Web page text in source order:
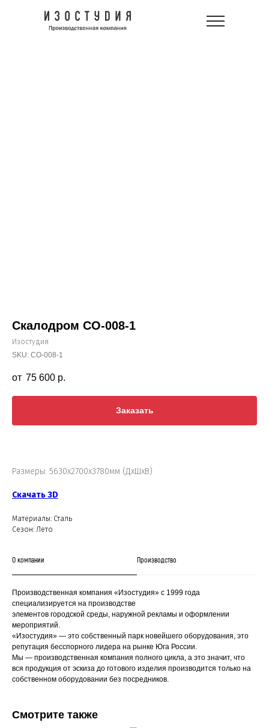
Скалодром СО-008-1
Изостудия
SKU: СО-008-1
75 600 р.
Заказать
Размеры: 5630х2700х3780мм (ДхШхВ)
Скачать 3D
Материалы: Сталь
Сезон: Лето
О компании Производство
Производственная компания «Изостудия» с 1999 года
специализируется на производстве
элементов городской среды, наружной рекламы и оформлении
мероприятий.
«Изостудия» — это собственный парк новейшего оборудования, это
репутация бесспорного лидера на рынке Юга России.
Мы — производственная компания полного цикла, а это значит, что
вся продукция от эскиза до готового изделия производится только на
собственном оборудовании без посредников.
Смотрите также